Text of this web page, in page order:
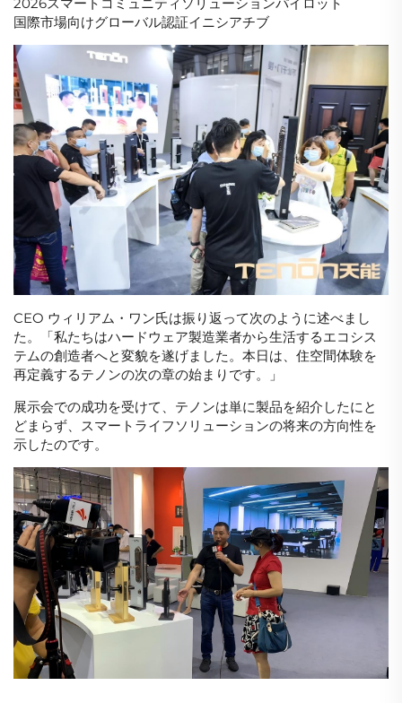
国際市場向けグローバル認証イニシアチブ
CEO ウィリアム・ワン氏は振り返って次のように述べまし
た。「私たちはハードウェア製造業者から生活するエコシス
テムの創造者へと変貌を遂げました。本日は、住空間体験を
再定義するテノンの次の章の始まりです。」
展示会での成功を受けて、テノンは単に製品を紹介したにと
どまらず、スマートライフソリューションの将来の方向性を
示したのです。